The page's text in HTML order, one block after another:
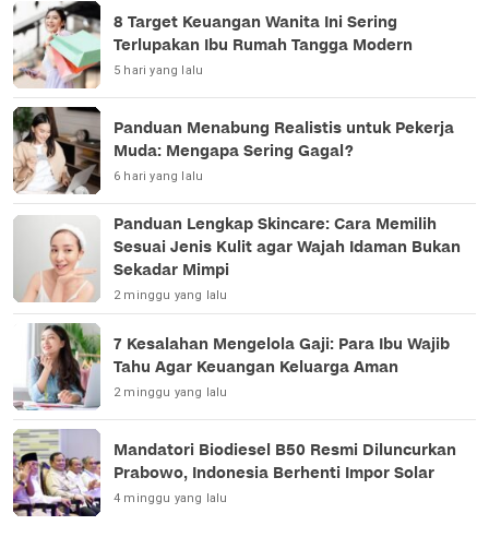
8 Target Keuangan Wanita Ini Sering
Terlupakan Ibu Rumah Tangga Modern
5 hari yang lalu
Panduan Menabung Realistis untuk Pekerja
Muda: Mengapa Sering Gagal?
6 hari yang lalu
Panduan Lengkap Skincare: Cara Memilih
Sesuai Jenis Kulit agar Wajah Idaman Bukan
Sekadar Mimpi
2 minggu yang lalu
7 Kesalahan Mengelola Gaji: Para Ibu Wajib
Tahu Agar Keuangan Keluarga Aman
2 minggu yang lalu
Mandatori Biodiesel B50 Resmi Diluncurkan
Prabowo, Indonesia Berhenti Impor Solar
4 minggu yang lalu